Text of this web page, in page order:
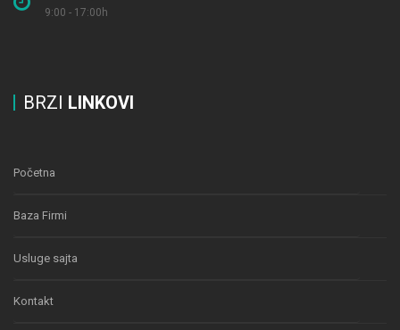
9:00 - 17:00h
BRZI LINKOVI
Početna
Baza Firmi
Usluge sajta
Kontakt